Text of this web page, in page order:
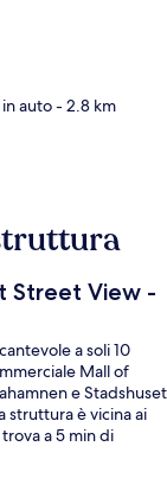
auto- 2.8 km
Street View -
a soli 10
Mall of
e Stadshuset
struttura è vicina ai
a 5 min di